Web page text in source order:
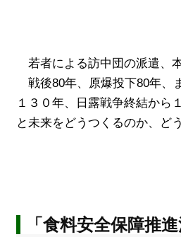
若者による訪中団の派遣、
戦後80年、原爆投下80年、
１３０年、日露戦争終結から
と未来をどうつくるのか、ど
「食料安全保障推